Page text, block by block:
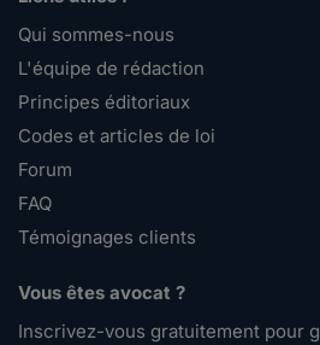
Qui sommes-nous
L'équipe de rédaction
Principes éditoriaux
Codes et articles de loi
Forum
FAQ
Témoignages clients
Vous êtes avocat ?
Inscrivez-vous gratuitement pour